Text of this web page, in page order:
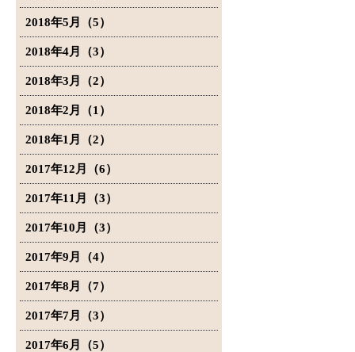
2018年5月（5）
2018年4月（3）
2018年3月（2）
2018年2月（1）
2018年1月（2）
2017年12月（6）
2017年11月（3）
2017年10月（3）
2017年9月（4）
2017年8月（7）
2017年7月（3）
2017年6月（5）